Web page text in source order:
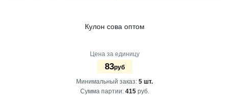
Кулон сова оптом
Цена за единицу
83руб
Минимальный заказ: 5 шт.
Сумма партии: 415руб.